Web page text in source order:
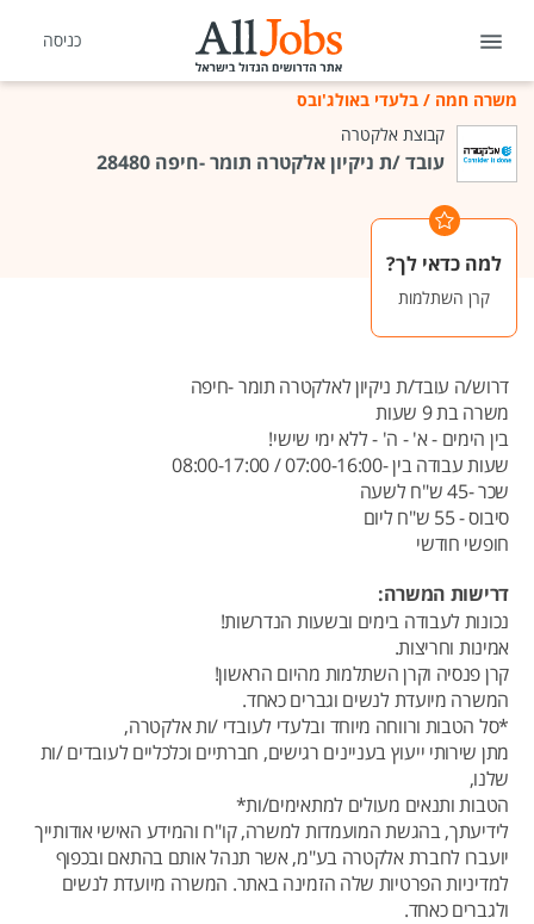
כניסה
משרה חמה / בלעדי באולג'ובס
קבוצת אלקטרה
עובד /ת ניקיון אלקטרה תומר -חיפה 28480
למה כדאי לך?
קרן השתלמות
דרוש/ה עובד/ת ניקיון לאלקטרה תומר -חיפה
משרה בת 9 שעות
בין הימים - א' - ה' - ללא ימי שישי!
שעות עבודה בין -07:00-16:00 / 08:00-17:00
שכר -45 ש"ח לשעה
סיבוס - 55 ש"ח ליום
חופשי חודשי
דרישות המשרה:
נכונות לעבודה בימים ובשעות הנדרשות!
אמינות וחריצות.
קרן פנסיה וקרן השתלמות מהיום הראשון!
המשרה מיועדת לנשים וגברים כאחד.
*סל הטבות ורווחה מיוחד ובלעדי לעובדי /ות אלקטרה,
מתן שירותי ייעוץ בעניינים רגישים, חברתיים וכלכליים לעובדים /ות
שלנו,
הטבות ותנאים מעולים למתאימים/ות*
לידיעתך, בהגשת המועמדות למשרה, קו"ח והמידע האישי אודותייך
יועברו לחברת אלקטרה בע"מ, אשר תנהל אותם בהתאם ובכפוף
למדיניות הפרטיות שלה הזמינה באתר. המשרה מיועדת לנשים
ולגברים כאחד.